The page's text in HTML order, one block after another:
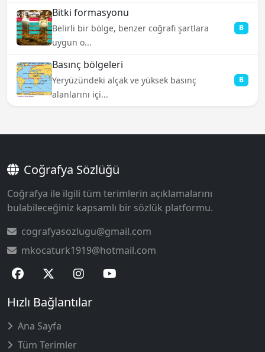
Bitki formasyonu
Belirli bir bölge, benzer coğrafi şartlara
uygun o...
B
Basınç bölgeleri
Yeryüzündeki alçak ve yüksek basınç
alanlarını içi...
B
Coğrafya Sözlüğü
Coğrafya ile ilgili tüm terimlerin açıklamalarını
bulabileceğiniz kapsamlı bir sözlük platformu.
cografyasozlugu@gmail.com
mkocaturk1919@hotmail.com
Hızlı Bağlantılar
Ana Sayfa
Tüm Terimler